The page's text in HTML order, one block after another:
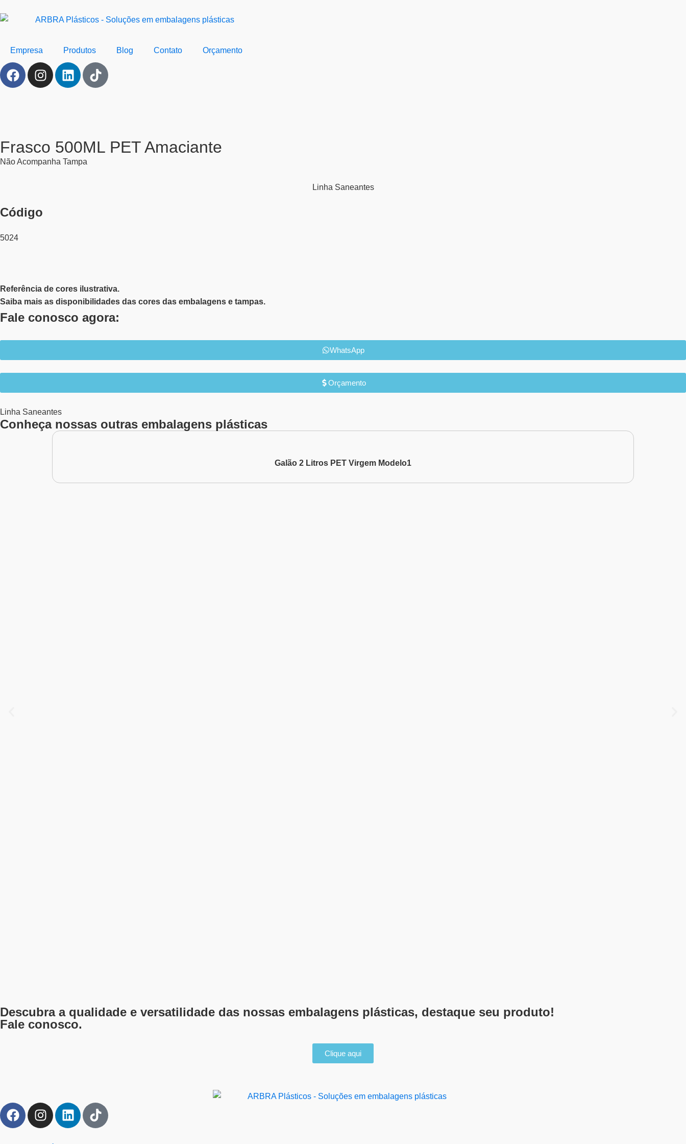
Empresa Produtos Blog Contato Orçamento
Frasco 500ML PET Amaciante
Não Acompanha Tampa
Linha Saneantes
Código
5024
Referência de cores ilustrativa.
Saiba mais as disponibilidades das cores das embalagens e tampas.
Fale conosco agora:
WhatsApp
Orçamento
Linha Saneantes
Conheça nossas outras embalagens plásticas
Galão 2 Litros PET Virgem Modelo1
Descubra a qualidade e versatilidade das nossas embalagens plásticas, destaque seu produto!
Fale conosco.
Clique aqui